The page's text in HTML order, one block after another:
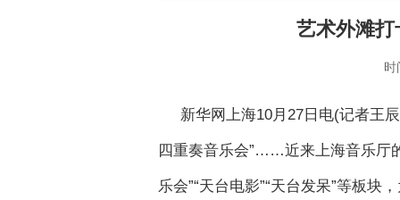
艺术外滩打
时
新华网上海10月27日电(记者王
四重奏音乐会”……近来上海音乐厅
乐会”“天台电影”“天台发呆”等板块